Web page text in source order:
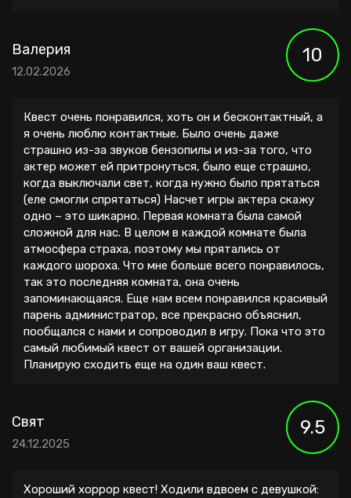
Валерия
12.02.2026
10
Квест очень понравился, хоть он и бесконтактный, а
я очень люблю контактные. Было очень даже
страшно из-за звуков бензопилы и из-за того, что
актер может ей притронуться, было еще страшно,
когда выключали свет, когда нужно было прятаться
(еле смогли спрятаться) Насчет игры актера скажу
одно – это шикарно. Первая комната была самой
сложной для нас. В целом в каждой комнате была
атмосфера страха, поэтому мы прятались от
каждого шороха. Что мне больше всего понравилось,
так это последняя комната, она очень
запоминающаяся. Еще нам всем понравился красивый
парень администратор, все прекрасно объяснил,
пообщался с нами и сопроводил в игру. Пока что это
самый любимый квест от вашей организации.
Планирую сходить еще на один ваш квест.
Свят
24.12.2025
9.5
Хороший хоррор квест! Ходили вдвоем с девушкой: